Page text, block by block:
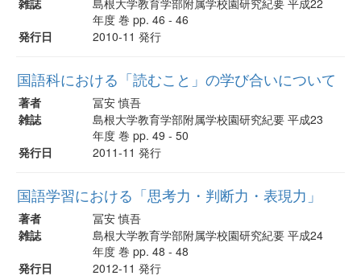
年度 巻 pp. 46 - 46
発行日
2010-11 発行
国語科における「読むこと」の学び合いについて
著者
冨安 慎吾
雑誌
島根大学教育学部附属学校園研究紀要 平成23
年度 巻 pp. 49 - 50
発行日
2011-11 発行
国語学習における「思考力・判断力・表現力」
著者
冨安 慎吾
雑誌
島根大学教育学部附属学校園研究紀要 平成24
年度 巻 pp. 48 - 48
発行日
2012-11 発行